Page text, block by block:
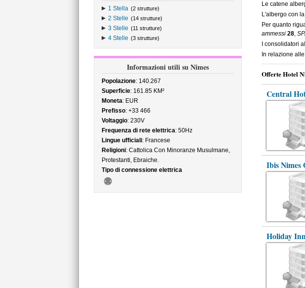
1 Stella (2 strutture)
2 Stelle (14 strutture)
3 Stelle (11 strutture)
4 Stelle (3 strutture)
Informazioni utili su Nîmes
Popolazione: 140.267
Superficie: 161.85 KM²
Moneta: EUR
Prefisso: +33 466
Voltaggio: 230V
Frequenza di rete elettrica: 50Hz
Lingue ufficiali: Francese
Religioni: Cattolica Con Minoranze Musulmane,
Protestanti, Ebraiche.
Tipo di connessione elettrica
Le catene
L'albergo con
Per quanto
ammessi 28,
I consolidatori
In relazione
Offerte Hotel
Central
Ibis Nimes
Holiday